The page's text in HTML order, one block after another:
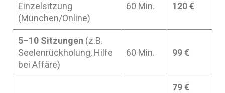
Einzelsitzung
(München/Online)
60 Min. 120 €
5–10 Sitzungen (z.B.
Seelenrückholung, Hilfe
bei Affäre)
60 Min. 99 €
79 €